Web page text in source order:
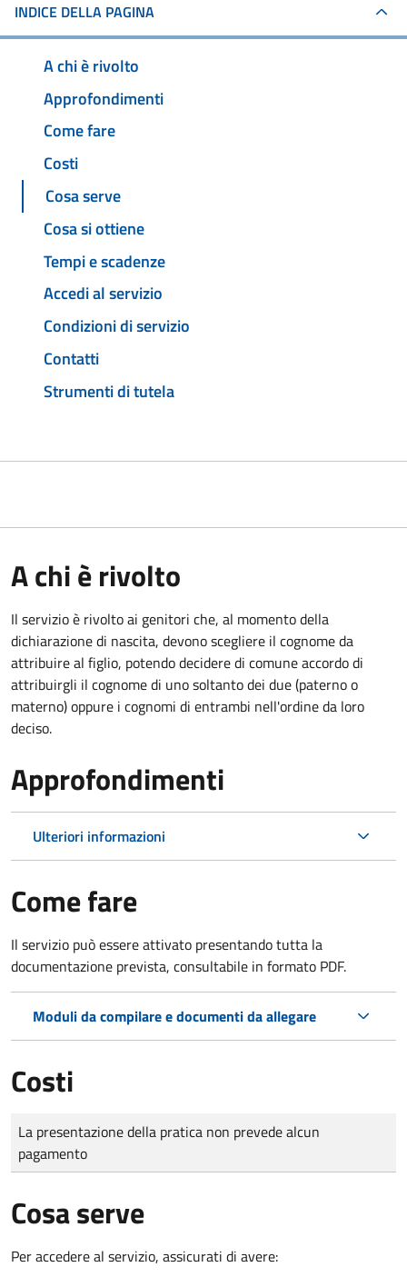
INDICE DELLA PAGINA
A chi è rivolto
Approfondimenti
Come fare
Costi
Cosa serve
Cosa si ottiene
Tempi e scadenze
Accedi al servizio
Condizioni di servizio
Contatti
Strumenti di tutela
A chi è rivolto
Il servizio è rivolto ai genitori che, al momento della
dichiarazione di nascita, devono scegliere il cognome da
attribuire al figlio, potendo decidere di comune accordo di
attribuirgli il cognome di uno soltanto dei due (paterno o
materno) oppure i cognomi di entrambi nell'ordine da loro
deciso.
Approfondimenti
Ulteriori informazioni
Come fare
Il servizio può essere attivato presentando tutta la
documentazione prevista, consultabile in formato PDF.
Moduli da compilare e documenti da allegare
Costi
Tipo di pagamento
Importo
La presentazione della pratica non prevede alcun
pagamento
Cosa serve
Per accedere al servizio, assicurati di avere: